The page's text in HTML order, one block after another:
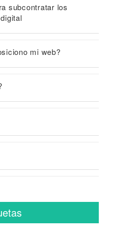
subcontratar los
mi web?